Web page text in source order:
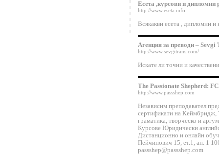
Есета ,курсови и дипломни
http://www.eseta.info
Всякакви есета , дипломни и
Агенция за преводи – Sevgi
http://www.sevgitrans.com/
Искате ли точни и
The Passionate Shepherd:
http://www.passshep.com
Независим преподавател
сертификати на Кеймбридж,
граматика, творческо и
Курсове Юридически
Дистанционно и онлайн
Пейчинович 15, ет.1, ап. 1
passshep@passshep.com